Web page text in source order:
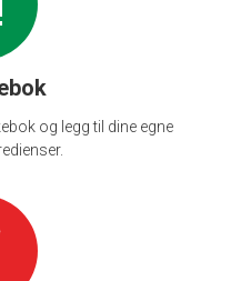
og legg til dine egne